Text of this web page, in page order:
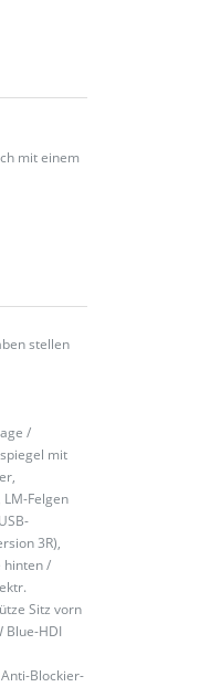
mit einem
stellen
/
mit
Felgen
3R),
hinten /
Sitz vorn
Blue-HDI
Blockier-